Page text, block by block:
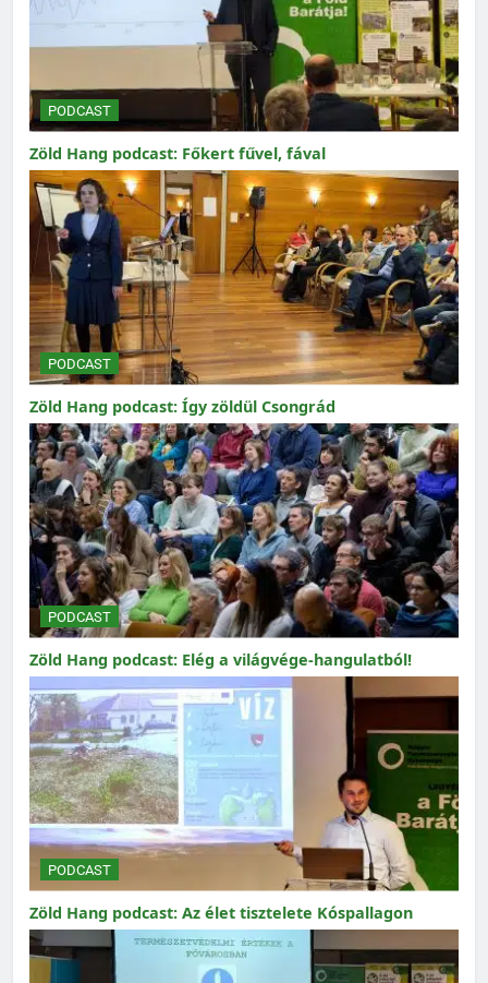
PODCAST
Zöld Hang podcast: Főkert fűvel, fával
PODCAST
Zöld Hang podcast: Így zöldül Csongrád
PODCAST
Zöld Hang podcast: Elég a világvége-hangulatból!
PODCAST
Zöld Hang podcast: Az élet tisztelete Kóspallagon